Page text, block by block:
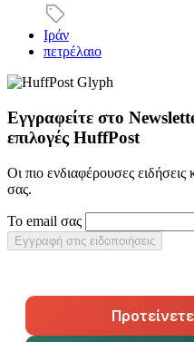
Ιράν
πετρέλαιο
Εγγραφείτε στο
επιλογές HuffPost
Οι πιο ενδιαφέρουσες
σας.
Το email σας
Εγγραφή στις ειδοποιήσεις